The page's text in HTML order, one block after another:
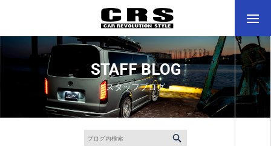
STAFF BLOG
スタッフブログ